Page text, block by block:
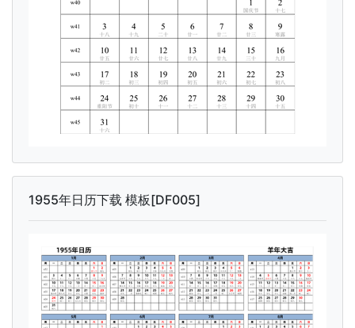
1955年日历下载 模板[DF005]